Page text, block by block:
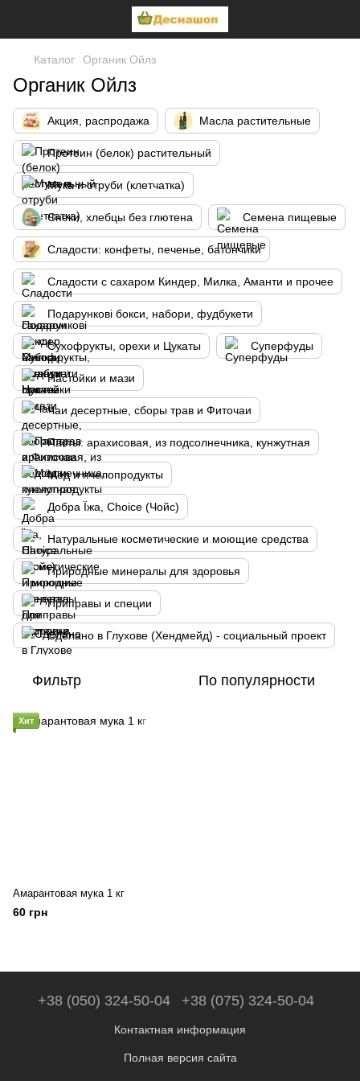
Каталог Органик Ойлз
Органик Ойлз
Акция, распродажа Масла растительные
Протеин (белок) растительный
Мука и отруби (клетчатка)
Снеки, хлебцы без глютена Семена пищевые
Сладости: конфеты, печенье, батончики
Сладости с сахаром Киндер, Милка, Аманти и прочее
Подарункові бокси, набори, фудбукети
Сухофрукты, орехи и Цукаты Суперфуды
Настойки и мази
Чаи десертные, сборы трав и Фиточаи
Пасты: арахисовая, из подсолнечника, кунжутная
Мёд и пчелопродукты
Добра Їжа, Choice (Чойс)
Натуральные косметические и моющие средства
Природные минералы для здоровья
Приправы и специи
Сделано в Глухове (Хендмейд) - социальный проект
Фильтр По популярности
Хит
Амарантовая мука 1 кг
60 грн
+38 (050) 324-50-04 +38 (075) 324-50-04
Контактная информация
Полная версия сайта